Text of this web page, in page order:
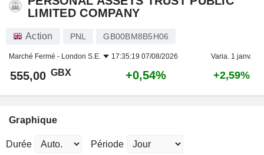
LIMITED COMPANY
Action PNL GB00BM8B5H06
Marché Fermé - London S.E. 17:35:19 07/08/2026 Varia. 1 janv.
555,00 GBX +0,54% +2,59%
Graphique
Durée Période